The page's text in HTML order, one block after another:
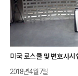
미국 로스쿨 및 변호사시
2018년 4월 7일